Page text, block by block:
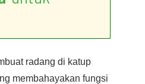
radang di katup
membahayakan fungsi